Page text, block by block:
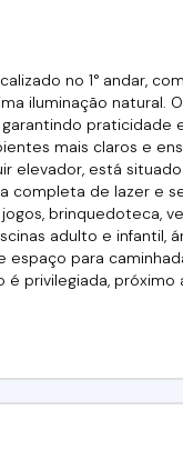
no 1° andar,
iluminação natural.
mais claros e
elevador, está
completa de lazer e
brinquedoteca,
adulto e infantil,
espaço para
é privilegiada,
Mário Schenberg,
unindo comodidade,
Utilize seu